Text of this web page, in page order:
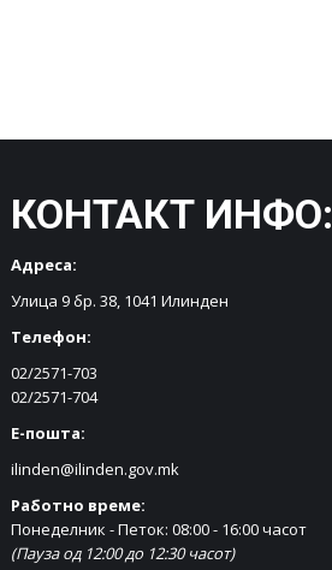
КОНТАКТ ИНФО:
Адреса:
Улица 9 бр. 38, 1041 Илинден
Телефон:
02/2571-703
02/2571-704
Е-пошта:
ilinden@ilinden.gov.mk
Работно време:
Понеделник - Петок: 08:00 - 16:00 часот
(Пауза од 12:00 до 12:30 часот)